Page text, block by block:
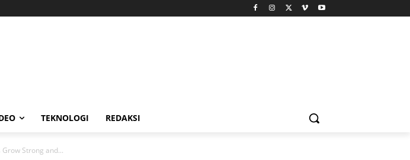
TEKNOLOGI REDAKSI
Strong and...